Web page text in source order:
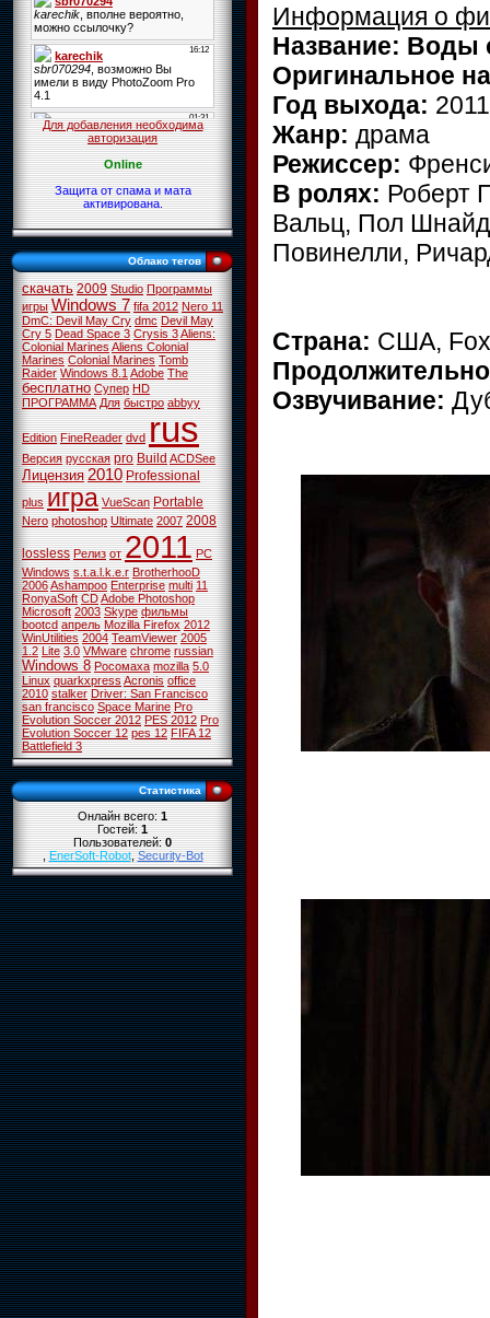
Для добавления необходима
авторизация
Online
Защита от спама и мата
активирована.
Облако тегов
скачать 2009 Studio Программы
игры Windows 7 fifa 2012 Nero 11
DmC: Devil May Cry dmc Devil May
Cry 5 Dead Space 3 Crysis 3Aliens:
Colonial MarinesAliens Colonial
Marines Colonial Marines Tomb
Raider Windows 8.1Adobe The
бесплатно Супер HD
ПРОГРАММА Для быстро abbyy
Edition FineReader dvd rus
Версия русская pro BuildACDSee
Лицензия 2010 Professional
plus игра VueScan Portable
Nero photoshop Ultimate 2007 2008
lossless Релиз от 2011 PC
Windows s.t.a.l.k.e.r BrotherhooD
2006Ashampoo Enterprise multi 11
RonyaSoft CDAdobe Photoshop
Microsoft 2003 Skype фильмы
bootcd апрель Mozilla Firefox 2012
WinUtilities 2004 TeamViewer 2005
1.2 Lite 3.0 VMware chrome russian
Windows 8 Росомаха mozilla 5.0
Linux quarkxpressAcronis office
2010 stalker Driver: San Francisco
san francisco Space Marine Pro
Evolution Soccer 2012 PES 2012 Pro
Evolution Soccer 12 pes 12 FIFA 12
Battlefield 3
Статистика
Онлайн всего:1
Гостей:1
Пользователей:0
,EnerSoft-Robot,Security-Bot
Информация о
Название: Воды
Оригинальное
Год выхода: 2011
Жанр: драма
Режиссер:
В ролях: Роберт
Вальц, Пол
Повинелли,
Страна: США, Fox
Озвучивание: